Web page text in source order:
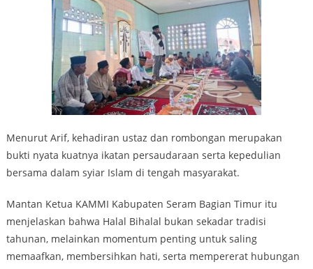
Menurut Arif, kehadiran ustaz dan rombongan merupakan
bukti nyata kuatnya ikatan persaudaraan serta kepedulian
bersama dalam syiar Islam di tengah masyarakat.
Mantan Ketua KAMMI Kabupaten Seram Bagian Timur itu
menjelaskan bahwa Halal Bihalal bukan sekadar tradisi
tahunan, melainkan momentum penting untuk saling
memaafkan, membersihkan hati, serta mempererat hubungan